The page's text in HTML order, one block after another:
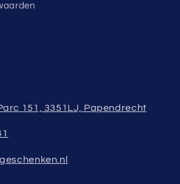
151, 3351LJ, Papendrecht